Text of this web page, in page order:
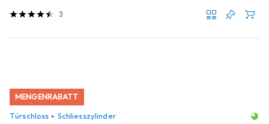
3
MENGENRABATT
Türschloss + Schliesszylinder